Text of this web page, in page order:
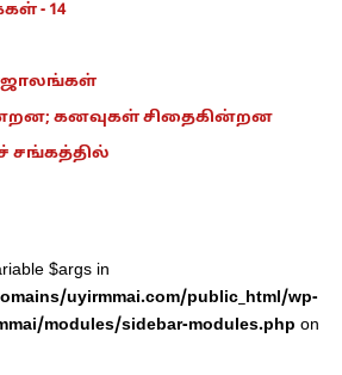
- 14
கனவுகள் சிதைகின்றன
சங்கத்தில்
$args in
uyirmmai.com/public_html/wp-
modules/sidebar-modules.php on